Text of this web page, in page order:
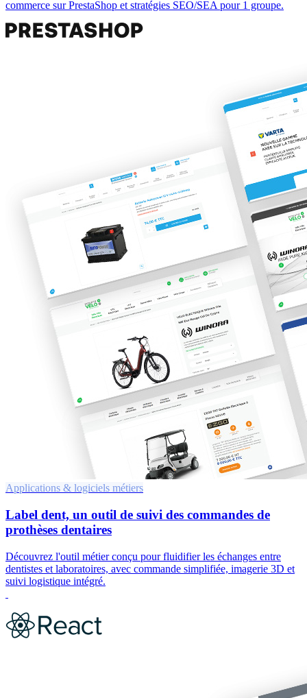
commerce sur PrestaShop et stratégies SEO/SEA pour 1 groupe.
Applications & logiciels métiers
Label dent, un outil de suivi des commandes de
prothèses dentaires
Découvrez l'outil métier conçu pour fluidifier les échanges entre
dentistes et laboratoires, avec commande simplifiée, imagerie 3D et
suivi logistique intégré.